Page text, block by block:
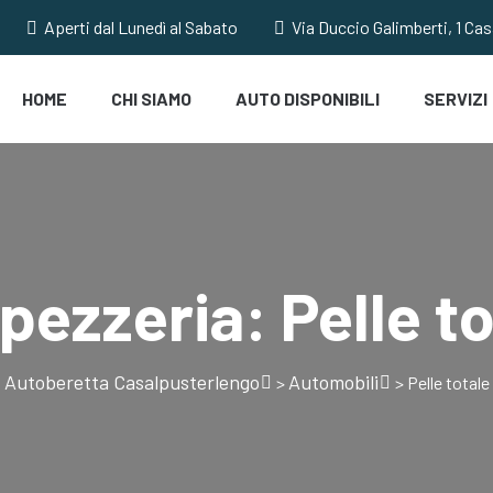
Aperti dal Lunedì al Sabato Via Duccio Galimberti, 1
HOME CHI SIAMO AUTO DISPONIBILI SERVIZI
Pelle
Autoberetta Casalpusterlengo > Automobili > Pelle totale